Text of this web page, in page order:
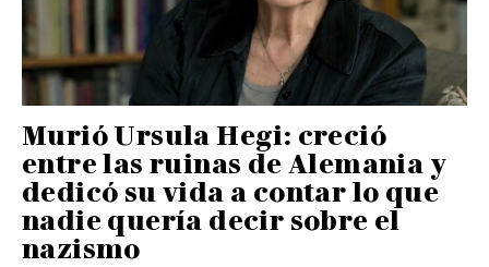
Murió Ursula Hegi: creció
entre las ruinas de Alemania y
dedicó su vida a contar lo que
nadie quería decir sobre el
nazismo